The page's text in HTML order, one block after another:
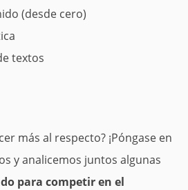
(desde cero)
textos
más al respecto? ¡Póngase en
y analicemos juntos algunas
para competir en el